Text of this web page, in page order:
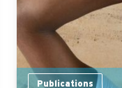
Publications